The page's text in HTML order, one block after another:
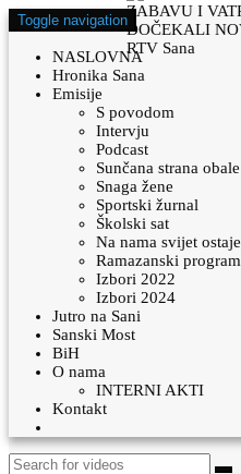
Toggle navigation
NASLOVNA
Hronika Sana
Emisije
S povodom
Intervju
Podcast
Sunčana strana obale
Snaga žene
Sportski žurnal
Školski sat
Na nama svijet ostaje
Ramazanski program
Izbori 2022
Izbori 2024
Jutro na Sani
Sanski Most
BiH
O nama
INTERNI AKTI
Kontakt